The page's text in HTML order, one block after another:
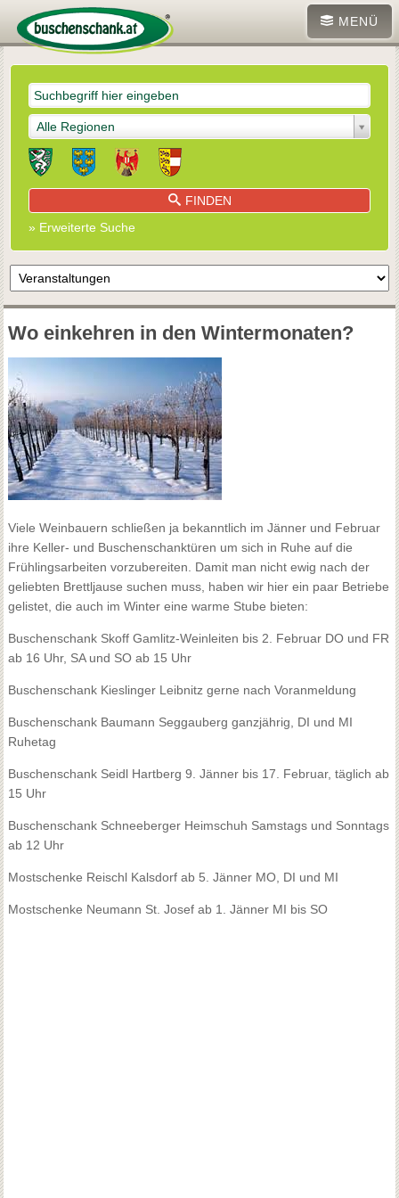
MENÜ
Alle Regionen
FINDEN
» Erweiterte Suche
Wo einkehren in den Wintermonaten?
Viele Weinbauern schließen ja bekanntlich im Jänner und Februar
ihre Keller- und Buschenschanktüren um sich in Ruhe auf die
Frühlingsarbeiten vorzubereiten. Damit man nicht ewig nach der
geliebten Brettljause suchen muss, haben wir hier ein paar Betriebe
gelistet, die auch im Winter eine warme Stube bieten:
Buschenschank Skoff Gamlitz-Weinleiten bis 2. Februar DO und FR
ab 16 Uhr, SA und SO ab 15 Uhr
Buschenschank Kieslinger Leibnitzgerne nach Voranmeldung
Buschenschank Baumann Seggauberg ganzjährig, DI und MI
Ruhetag
Buschenschank Seidl Hartberg 9. Jänner bis 17. Februar, täglich ab
15 Uhr
Buschenschank Schneeberger Heimschuh Samstags und Sonntags
ab 12 Uhr
Mostschenke Reischl Kalsdorfab 5. Jänner MO, DI und MI
Mostschenke Neumann St. Josefab 1. Jänner MI bis SO